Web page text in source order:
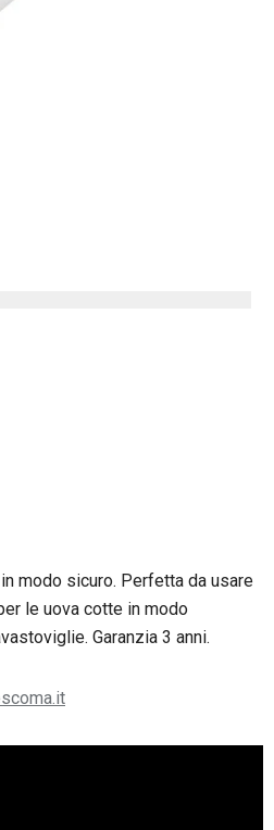
modo sicuro. Perfetta da usare
le uova cotte in modo
Garanzia 3 anni.